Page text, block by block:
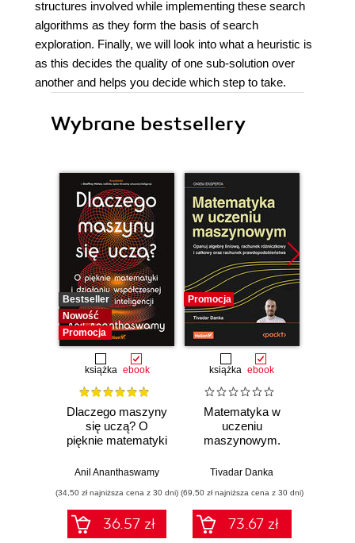
structures involved while implementing these search
algorithms as they form the basis of search
exploration. Finally, we will look into what a heuristic is
as this decides the quality of one sub-solution over
another and helps you decide which step to take.
Wybrane bestsellery
Bestseller
Nowość
Promocja
książka ebook
Dlaczego maszyny
się uczą? O
pięknie matematyki
współczesnej
inteligencji
Anil Ananthaswamy
(34,50 zł najniższa cena z 30 dni)
36.57 zł
Promocja
książka ebook
Matematyka w
uczeniu
maszynowym.
liniową, rachunek
całkowy oraz
rachunek
prawdopodobieństwa
Tivadar Danka
(69,50 zł najniższa cena z 30 dni)
73.67 zł